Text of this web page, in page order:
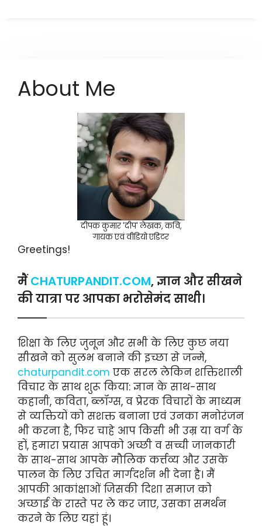
About Me
दीपक कुमार 'दीप' लेखक, कवि,
गायक एवं वीडियो एडिटर
Greetings!
मैंCHATURPANDIT.COM, ज्ञान और सीखने
की यात्रा पर आपका भरोसेमंद साथी।
शिक्षा के लिए जुनून और सभी के लिए कुछ नया
सीखने को सुलभ बनाने की इच्छा से जन्मे,
chaturpandit.com एक सरल लेकिन शक्तिशाली
विचार के साथ शुरू किया: ज्ञान के साथ-साथ
कहानी, कविता, ब्लॉग्स, व प्रेरक विचारों के माध्यम
से व्यक्तियों को सशक्त बनाना एवं उनका मनोरंजन
भी करना है, फिर चाहे आप किसी भी उम्र या वर्ग के
हों, हमारा प्रयास आपको अच्छी व सच्ची जानकारी
के साथ-साथ आपके मौलिक कर्त्तव्य और उसके
पालन के लिए उचित मार्गदर्शन भी देना है। मैं
आपकी आकांक्षाओं जिसकी दिशा समाज को
अच्छाई के रास्ते पर ले कर जाए, उसका समर्थन
करने के लिए यहां हूं।